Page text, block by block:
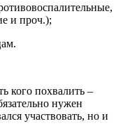
и проч.);
кого похвалить –
нужен
участвовать, но и